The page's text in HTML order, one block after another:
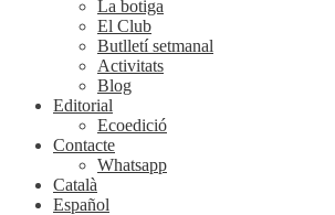
La botiga
El Club
Butlletí setmanal
Activitats
Blog
Editorial
Ecoedició
Contacte
Whatsapp
Català
Español